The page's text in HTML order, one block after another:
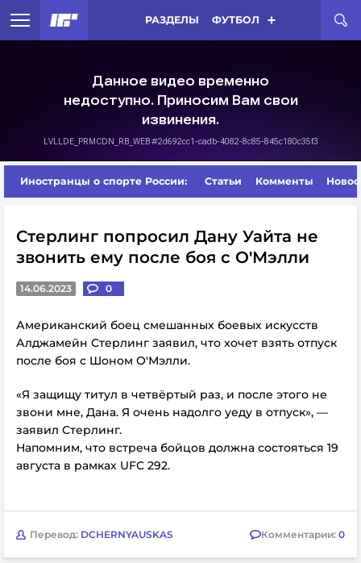
РАЗДЕЛЫ ФУТБОЛ
Иностранцы о спорте России: Статьи Комменты
Стерлинг попросил Дану Уайта не
звонить ему после боя с О'Мэлли
14.06.2023 0
Американский боец смешанных боевых искусств
Алджамейн Стерлинг заявил, что хочет взять отпуск
после боя с Шоном О'Мэлли.
«Я защищу титул в четвёртый раз, и после этого не
звони мне, Дана. Я очень надолго уеду в отпуск», —
заявил Стерлинг.
Напомним, что встреча бойцов должна состояться 19
августа в рамках UFC 292.
Перевод: DCHERNYAUSKAS Комментарии: 0